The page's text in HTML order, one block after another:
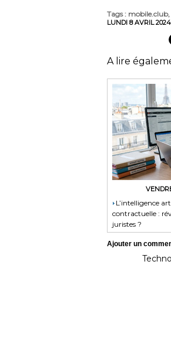
Tags: mobile.club,
LUNDI 8 AVRIL 2024
A lire
​L’intelligence
contractuelle :
juristes ?
Ajouter un